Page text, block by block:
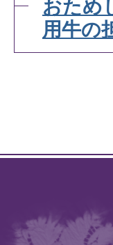
おため
用牛の